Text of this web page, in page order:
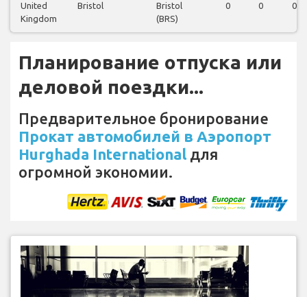
United
Kingdom
Bristol
Bristol
(BRS)
0 0 0
Планирование отпуска или
деловой поездки...
Предварительное бронирование
Прокат автомобилей в Аэропорт
Hurghada International для
огромной экономии.